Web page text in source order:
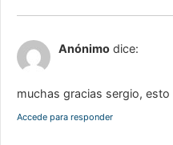
Anónimo dice:
muchas gracias sergio, esto
Accede para responder